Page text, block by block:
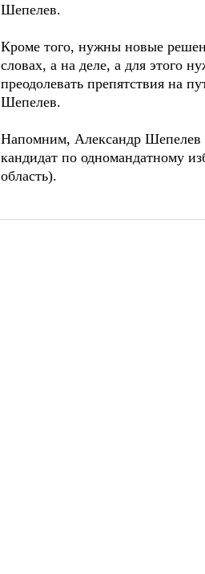
Шепелев.
Кроме того, нужны новые
словах, а на деле, а для этого
преодолевать препятствия на
Шепелев.
Напомним, Александр Шепелев
кандидат по одномандатному
область).